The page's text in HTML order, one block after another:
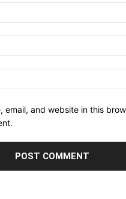
email, and website in this